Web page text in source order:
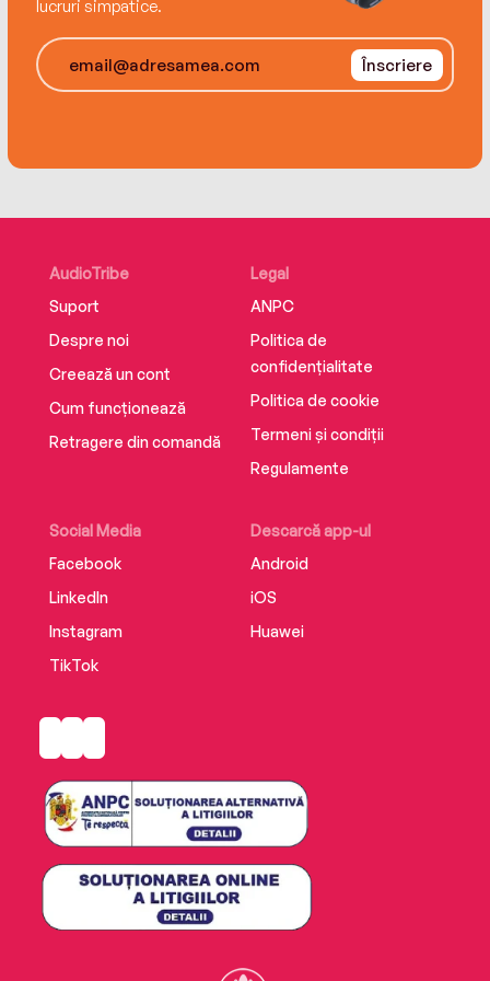
sinea mea cum merg ei sau cum își mișcă mâna
și, astfel, aflu ce sentimente apar la mine.” -
C.G. Jung
Traducere de Laura Karsch
lucruri simpatice.
Înscriere
AudioTribe
Suport
Despre noi
Creează un cont
Cum funcționează
Retragere din comandă
Social Media
Facebook
LinkedIn
Instagram
TikTok
Descarcă app-ul
Android
iOS
Huawei
Legal
ANPC
Politica de
confidențialitate
Politica de cookie
Termeni și condiții
Regulamente